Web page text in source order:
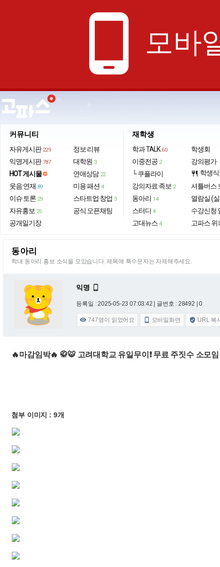
phone_android 모바
커뮤니티
자유게시판 229
익명게시판 787
HOT 게시물
웃음·연재 89
이슈·토론 29
자유홍보 25
공개일기장
정보·리뷰
대학원 3
연애상담 22
미용·패션 4
스타트업·창업 3
공식 오픈채팅
재학생
학과 TALK 60
이중전공 2
└ 쿠플라이
강의자료·족보 2
동아리 14
스터디 4
고대뉴스 4
학생회
강의평가
restaurant 학생
셔틀버스
열람실 (
수강신청
고파스 위
동아리
학내 동아리 홍보 소식을 모았습니다. 제목에 특수문자는 자제해주세요.
익명 
등록일 : 2025-05-23 07:03:42 | 글번호 : 28492 | 0
 747명이 읽었어요  모바일화면  URL 복
🔥마감임박🔥 🥋🐯 고려대학교 유일무이❗️ 무료 주짓수 소
첨부 이미지 : 9개